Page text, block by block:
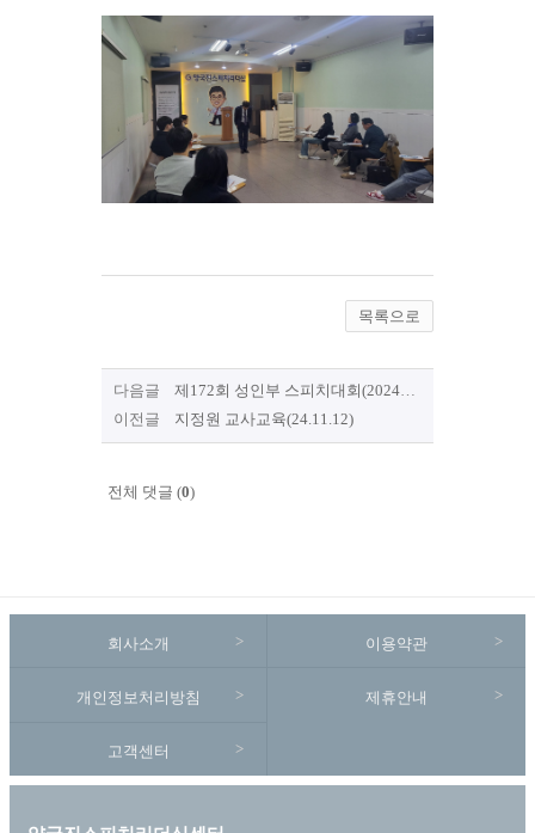
목록으로
다음글제172회 성인부 스피치대회(2024년 11월 29일)
이전글 지정원 교사교육(24.11.12)
전체 댓글 (0)
회사소개 이용약관
개인정보처리방침 제휴안내
고객센터